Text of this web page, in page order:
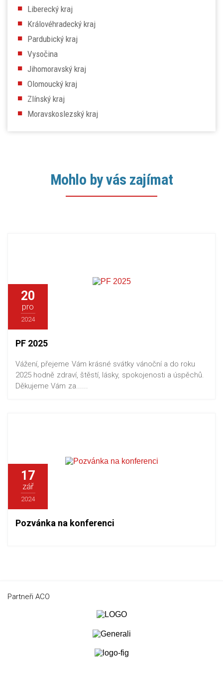
Liberecký kraj
Královéhradecký kraj
Pardubický kraj
Vysočina
Jihomoravský kraj
Olomoucký kraj
Zlínský kraj
Moravskoslezský kraj
Mohlo by vás zajímat
20
pro
2024
PF 2025
Vážení, přejeme Vám krásné svátky vánoční a do roku
2025 hodně zdraví, štěstí, lásky, spokojenosti a úspěchů.
Děkujeme Vám za......
17
zář
2024
Pozvánka na konferenci
Partneři ACO